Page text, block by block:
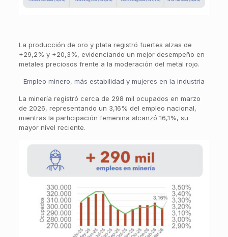
La producción de oro y plata registró fuertes alzas de
+29,2% y +20,3%, evidenciando un mejor desempeño en
metales preciosos frente a la moderación del metal rojo.
Empleo minero, más estabilidad y mujeres en la industria
La minería registró cerca de 298 mil ocupados en marzo
de 2026, representando un 3,16% del empleo nacional,
mientras la participación femenina alcanzó 16,1%, su
mayor nivel reciente.